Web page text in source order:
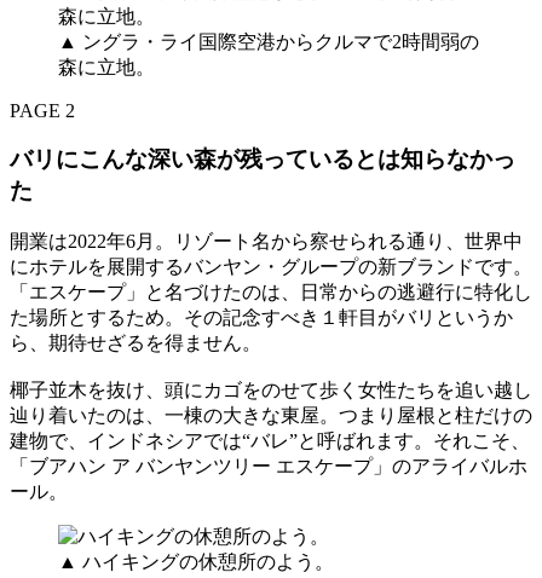
▲ ングラ・ライ国際空港からクルマで2時間弱の
森に立地。
PAGE 2
バリにこんな深い森が残っているとは知らなかっ
た
開業は2022年6月。リゾート名から察せられる通り、世界中
にホテルを展開するバンヤン・グループの新ブランドです。
「エスケープ」と名づけたのは、日常からの逃避行に特化し
た場所とするため。その記念すべき１軒目がバリというか
ら、期待せざるを得ません。
椰子並木を抜け、頭にカゴをのせて歩く女性たちを追い越し
辿り着いたのは、一棟の大きな東屋。つまり屋根と柱だけの
建物で、インドネシアでは“バレ”と呼ばれます。それこそ、
「ブアハン ア バンヤンツリー エスケープ」のアライバルホ
ール。
▲ ハイキングの休憩所のよう。